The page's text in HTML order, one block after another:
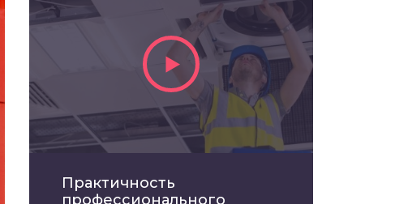
Практичность
профессионального